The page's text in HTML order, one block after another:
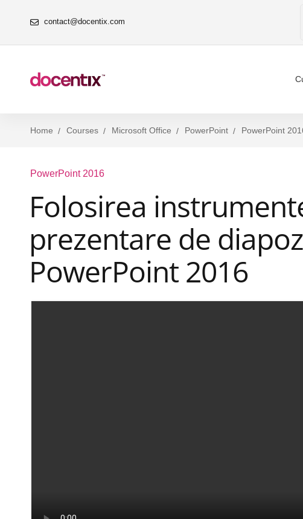
contact@docentix.com
Home Courses Microsoft Office PowerPoint PowerPoint
PowerPoint 2016
Folosirea
prezentare de
PowerPoint 2016